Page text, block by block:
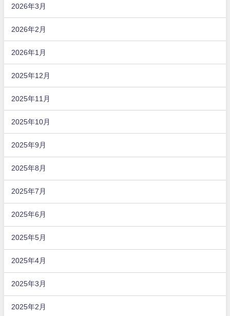
2026年3月
2026年2月
2026年1月
2025年12月
2025年11月
2025年10月
2025年9月
2025年8月
2025年7月
2025年6月
2025年5月
2025年4月
2025年3月
2025年2月